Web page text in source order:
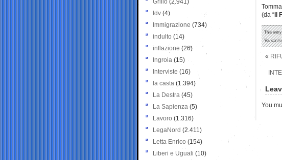
(da “il
This entry
You can
«
You
Grillo (2.941)
Idv (4)
Immigrazione (734)
indulto (14)
inflazione (26)
Ingroia (15)
Interviste (16)
la casta (1.394)
La Destra (45)
La Sapienza (5)
Lavoro (1.316)
LegaNord (2.411)
Letta Enrico (154)
Liberi e Uguali (10)